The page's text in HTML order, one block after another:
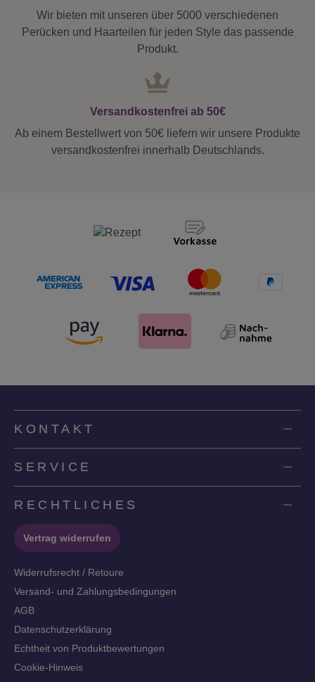
Wir bieten mit unseren über 5000 verschiedenen
Perücken und Haarteilen für jeden Style das passende
Produkt.
Versandkostenfrei ab 50€
Ab einem Bestellwert von 50€ liefern wir unsere Produkte
versandkostenfrei innerhalb Deutschlands.
KONTAKT
SERVICE
RECHTLICHES
Vertrag widerrufen
Widerrufsrecht / Retoure
Versand- und Zahlungsbedingungen
AGB
Datenschutzerklärung
Echtheit von Produktbewertungen
Cookie-Hinweis